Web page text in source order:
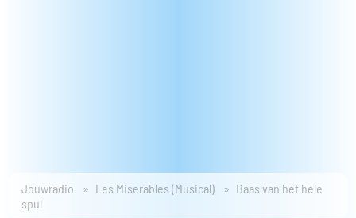
Jouwradio Les Miserables (Musical)
Baas van het hele
spul